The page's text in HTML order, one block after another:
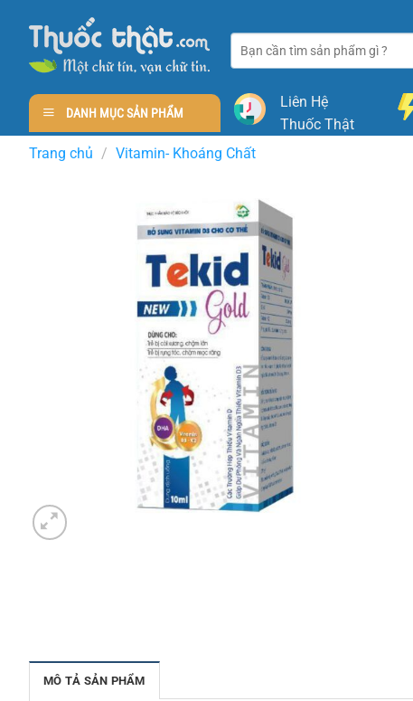
content
kiếm:
DANH MỤC SẢN PHẨM
Liên Hệ
Thuốc Thật
Trang chủ / Vitamin- Khoáng Chất
MÔ TẢ SẢN PHẨM